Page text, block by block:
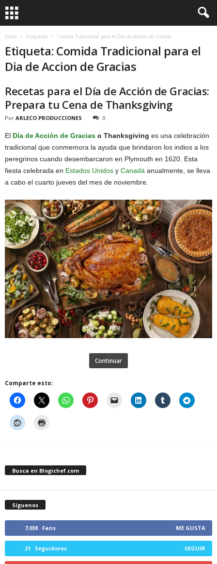
Inicio Etiquetas Comida Tradicional para el Dia de Accion de Gracias
Etiqueta: Comida Tradicional para el
Dia de Accion de Gracias
Recetas para el Día de Acción de Gracias:
Prepara tu Cena de Thanksgiving
Por ARLECO PRODUCCIONES 0
El Día de Acción de Gracias o Thanksgiving es una celebración
tradicional que conmemora la ayuda que brindaron los indios a los
peregrinos cuando desembarcaron en Plymouth en 1620. Esta
fiesta celebrada en Estados Unidos y Canadá anualmente, se lleva
a cabo el cuarto jueves del mes de noviembre.
Continuar
Comparte esto:
Busca en Blogichef.com
Síguenos
7,038 Fans ME GUSTA
21 Seguidores SEGUIR